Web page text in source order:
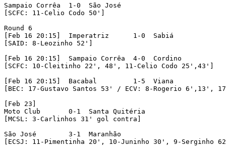
Sampaio Corrêa	1-0  São José
[SCFC: 11-Celio Codo 50']
Round 6
[Feb 16 20:15]	Imperatriz	1-0  Sabiá
[SAID: 8-Leozinho 52']
[Feb 16 20:15]	Sampaio Corrêa	4-0  Cordino
[SCFC: 10-Cleitinho 22', 48', 11-Celio Codo 25',43']
[Feb 16 20:15]	Bacabal		1-5  Viana
[BEC: 17-Gustavo Santos 53' / ECV: 8-Rogerio 6',13',
[Feb 23]
Moto Club	0-1  Santa Quitéria
[MCSL: 3-Carlinhos 31' gol contra]
São José	3-1  Maranhão
[ECSJ: 11-Pimentinha 20', 10-Juninho 30', 9-Serginho